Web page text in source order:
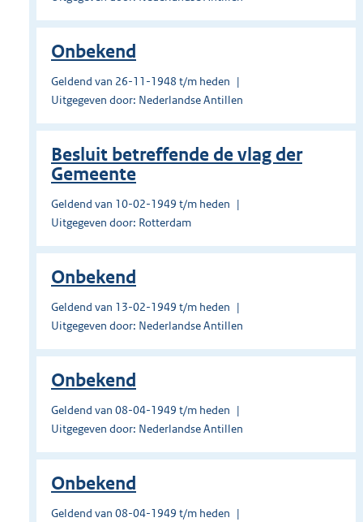
Onbekend
Geldend van 26-11-1948 t/m heden
Uitgegeven door: Nederlandse Antillen
Besluit betreffende de vlag der
Gemeente
Geldend van 10-02-1949 t/m heden
Uitgegeven door: Rotterdam
Onbekend
Geldend van 13-02-1949 t/m heden
Uitgegeven door: Nederlandse Antillen
Onbekend
Geldend van 08-04-1949 t/m heden
Uitgegeven door: Nederlandse Antillen
Onbekend
Geldend van 08-04-1949 t/m heden